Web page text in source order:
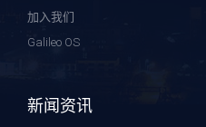
加入我们
Galileo OS
新闻资讯